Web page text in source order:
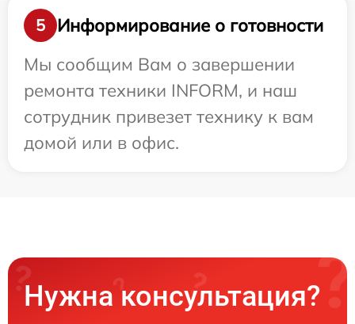
5
Информирование о готовности
Мы сообщим Вам о завершении
ремонта техники INFORM, и наш
сотрудник привезет технику к вам
домой или в офис.
Нужна консультация?